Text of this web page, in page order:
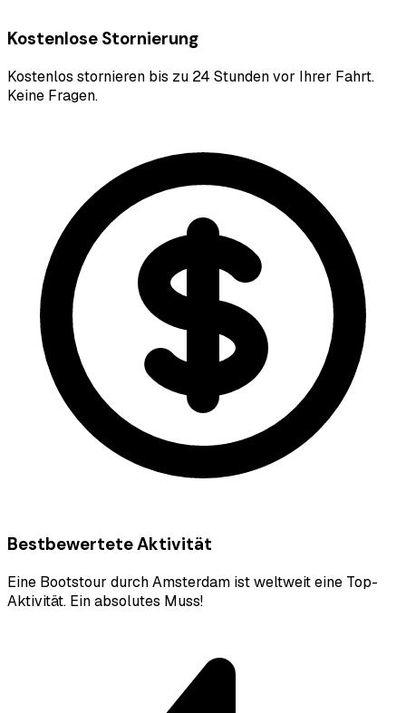
Kostenlose Stornierung
Kostenlos stornieren bis zu 24 Stunden vor Ihrer Fahrt.
Keine Fragen.
Bestbewertete Aktivität
Eine Bootstour durch Amsterdam ist weltweit eine Top-
Aktivität. Ein absolutes Muss!